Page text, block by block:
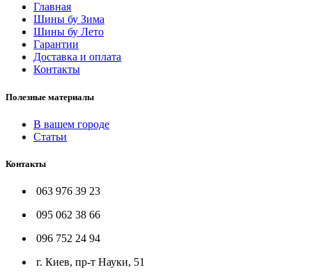
Главная
Шины бу Зима
Шины бу Лето
Гарантии
Доставка и оплата
Контакты
Полезные материалы
В вашем городе
Статьи
Контакты
063 976 39 23
095 062 38 66
096 752 24 94
г. Киев, пр-т Науки, 51